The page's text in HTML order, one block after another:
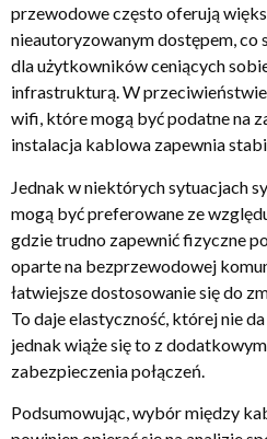
przewodowe często oferują
nieautoryzowanym dostępem, co
dla użytkowników ceniących
infrastrukturą. W
wifi, które mogą być podatne na
instalacja kablowa zapewnia
Jednak w niektórych sytuacjach
mogą być preferowane ze
gdzie trudno zapewnić fizyczne
oparte na bezprzewodowej
łatwiejsze dostosowanie się do
To daje elastyczność, której nie
jednak wiąże się to z
zabezpieczenia połączeń.
Podsumowując, wybór między